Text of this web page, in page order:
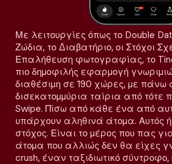
Με λειτουργίες όπως το Double
Ζώδια, το Διαβατήριο, οι Στόχοι
Επαλήθευση φωτογραφίας, το
πιο δημοφιλής εφαρμογή
διαθέσιμη σε 190 χώρες, με πάνω
δισεκατομμύρια ταίρια από
Swipe. Πίσω από κάθε ένα από
υπάρχουν αληθινά άτομα. Αυτός
στόχος. Είναι το μέρος που πας
άτομα που αλλιώς δεν θα είχες
crush, έναν ταξιδιωτικό σύντροφο,